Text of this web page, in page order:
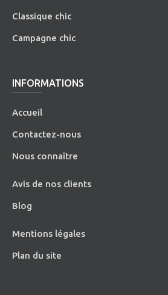
Classique chic
Campagne chic
INFORMATIONS
Accueil
Contactez-nous
Nous connaître
Avis de nos clients
Blog
Mentions légales
Plan du site